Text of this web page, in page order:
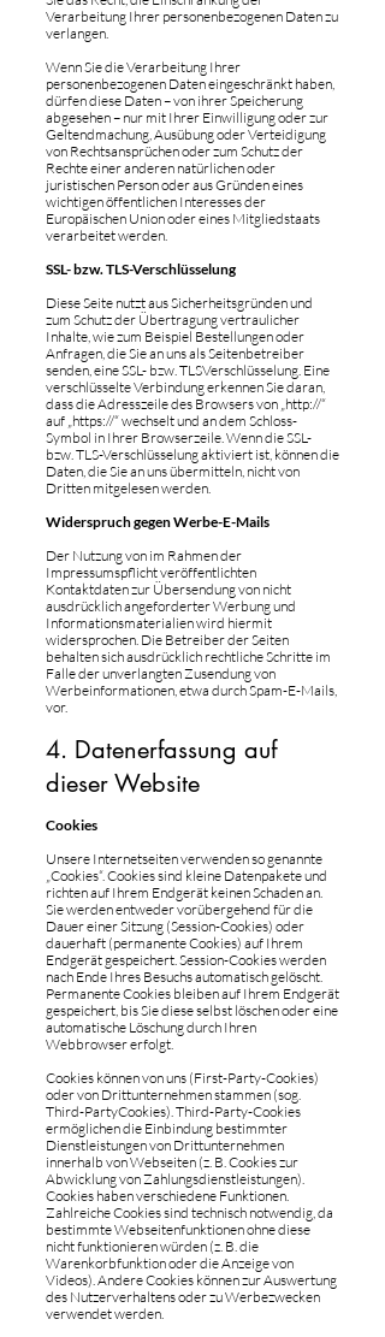
Verarbeitung Ihrer personenbezogenen Daten zu
verlangen.
Wenn Sie die Verarbeitung Ihrer
personenbezogenen Daten eingeschränkt haben,
dürfen diese Daten – von ihrer Speicherung
abgesehen – nur mit Ihrer Einwilligung oder zur
Geltendmachung, Ausübung oder Verteidigung
von Rechtsansprüchen oder zum Schutz der
Rechte einer anderen natürlichen oder
juristischen Person oder aus Gründen eines
wichtigen öffentlichen Interesses der
Europäischen Union oder eines Mitgliedstaats
verarbeitet werden.
SSL- bzw. TLS-Verschlüsselung
Diese Seite nutzt aus Sicherheitsgründen und
zum Schutz der Übertragung vertraulicher
Inhalte, wie zum Beispiel Bestellungen oder
Anfragen, die Sie an uns als Seitenbetreiber
senden, eine SSL- bzw. TLSVerschlüsselung. Eine
verschlüsselte Verbindung erkennen Sie daran,
dass die Adresszeile des Browsers von „http://“
auf „https://“ wechselt und an dem Schloss-
Symbol in Ihrer Browserzeile. Wenn die SSL-
bzw. TLS-Verschlüsselung aktiviert ist, können die
Daten, die Sie an uns übermitteln, nicht von
Dritten mitgelesen werden.
Widerspruch gegen Werbe-E-Mails
Der Nutzung von im Rahmen der
Impressumspflicht veröffentlichten
Kontaktdaten zur Übersendung von nicht
ausdrücklich angeforderter Werbung und
Informationsmaterialien wird hiermit
widersprochen. Die Betreiber der Seiten
behalten sich ausdrücklich rechtliche Schritte im
Falle der unverlangten Zusendung von
Werbeinformationen, etwa durch Spam-E-Mails,
vor.
4. Datenerfassung auf
dieser Website
Cookies
Unsere Internetseiten verwenden so genannte
„Cookies“. Cookies sind kleine Datenpakete und
richten auf Ihrem Endgerät keinen Schaden an.
Sie werden entweder vorübergehend für die
Dauer einer Sitzung (Session-Cookies) oder
dauerhaft (permanente Cookies) auf Ihrem
Endgerät gespeichert. Session-Cookies werden
nach Ende Ihres Besuchs automatisch gelöscht.
Permanente Cookies bleiben auf Ihrem Endgerät
gespeichert, bis Sie diese selbst löschen oder eine
automatische Löschung durch Ihren
Webbrowser erfolgt.
Cookies können von uns (First-Party-Cookies)
oder von Drittunternehmen stammen (sog.
Third-PartyCookies). Third-Party-Cookies
ermöglichen die Einbindung bestimmter
Dienstleistungen von Drittunternehmen
innerhalb von Webseiten (z. B. Cookies zur
Abwicklung von Zahlungsdienstleistungen).
Cookies haben verschiedene Funktionen.
Zahlreiche Cookies sind technisch notwendig, da
bestimmte Webseitenfunktionen ohne diese
nicht funktionieren würden (z. B. die
Warenkorbfunktion oder die Anzeige von
Videos). Andere Cookies können zur Auswertung
des Nutzerverhaltens oder zu Werbezwecken
verwendet werden.